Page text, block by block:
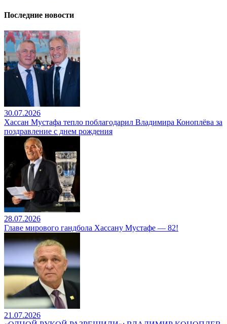
Последние новости
30.07.2026
Хассан Мустафа тепло поблагодарил Владимира Коноплёва за
поздравление с днем рождения
28.07.2026
Главе мирового гандбола Хассану Мустафе — 82!
21.07.2026